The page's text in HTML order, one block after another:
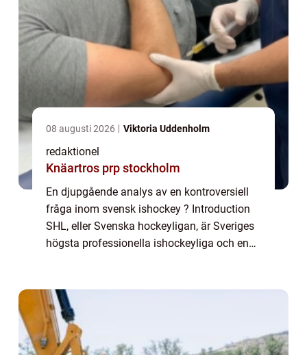
08 augusti 2026 Viktoria Uddenholm
redaktionel
Knäartros prp stockholm
En djupgående analys av en kontroversiell
fråga inom svensk ishockey ? Introduction
SHL, eller Svenska hockeyligan, är Sveriges
högsta professionella ishockeyliga och en